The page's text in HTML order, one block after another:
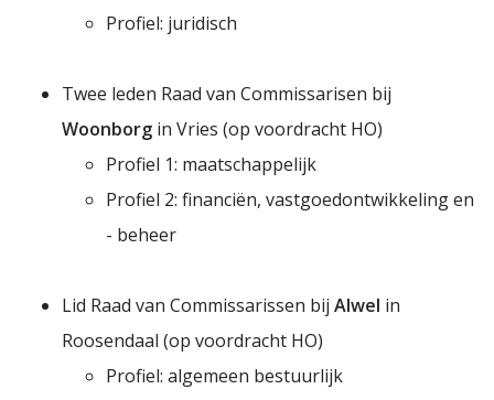
Profiel: juridisch
Twee leden Raad van Commissarisen bij
Woonborg in Vries (op voordracht HO)
Profiel 1: maatschappelijk
Profiel 2: financiën, vastgoedontwikkeling en
- beheer
Lid Raad van Commissarissen bij Alwel in
Roosendaal (op voordracht HO)
Profiel: algemeen bestuurlijk